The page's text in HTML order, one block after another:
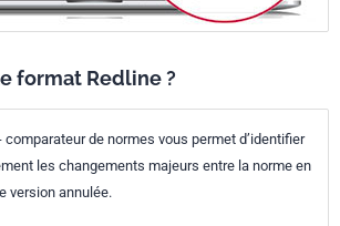
format Redline ?
comparateur de normes vous permet d’identifier
les changements majeurs entre la norme en
version annulée.